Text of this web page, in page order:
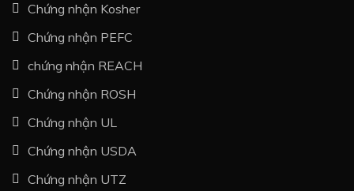
Chứng nhận Kosher
Chứng nhận PEFC
chứng nhận REACH
Chứng nhận ROSH
Chứng nhận UL
Chứng nhận USDA
Chứng nhận UTZ